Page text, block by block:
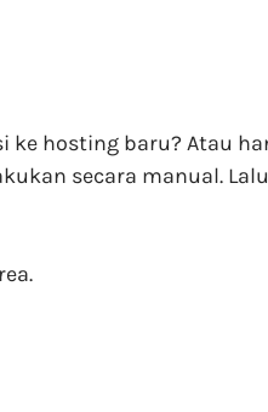
ke hosting baru? Atau
secara manual.